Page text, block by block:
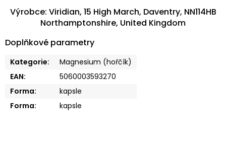
Výrobce: Viridian, 15 High March, Daventry, NN114HB
Northamptonshire, United Kingdom
Doplňkové parametry
Kategorie:
Magnesium (hořčík)
EAN:
5060003593270
Forma:
kapsle
Forma: kapsle